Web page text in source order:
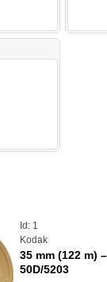
Id: 1
Kodak
35 mm (122 m)
50D/5203